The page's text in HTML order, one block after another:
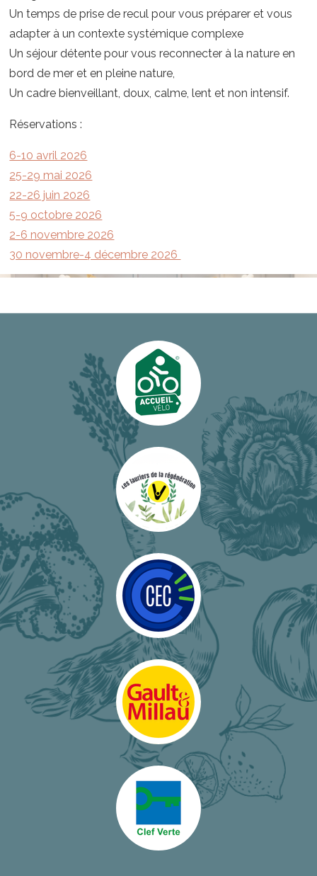
Un temps de prise de recul pour vous préparer et vous
adapter à un contexte systémique complexe
Un séjour détente pour vous reconnecter à la nature en
bord de mer et en pleine nature,
Un cadre bienveillant, doux, calme, lent et non intensif.
Réservations :
6-10 avril 2026
25-29 mai 2026
22-26 juin 2026
5-9 octobre 2026
2-6 novembre 2026
30 novembre-4 décembre 2026